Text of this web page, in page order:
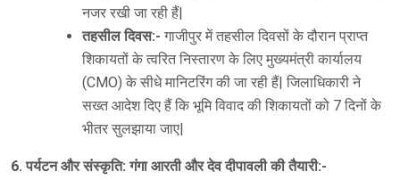
नजर रखी जा रही हैं|
तहसील दिवस:- गाजीपुर में तहसील दिवसों के दौरान प्राप्त
शिकायतों के त्वरित निस्तारण के लिए मुख्यमंत्री कार्यालय
(CMO) के सीधे मानिटरिंग की जा रही हैं| जिलाधिकारी ने
सख्त आदेश दिए हैं कि भूमि विवाद की शिकायतों को 7 दिनों के
भीतर सुलझाया जाए|
6. पर्यटन और संस्कृति: गंगा आरती और देव दीपावली की तैयारी:-